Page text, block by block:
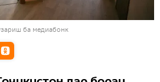
ба медиабонк